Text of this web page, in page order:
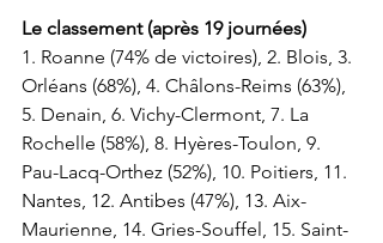
Le classement (après 19 journées)
1. Roanne (74% de victoires), 2. Blois, 3.
Orléans (68%), 4. Châlons-Reims (63%),
5. Denain, 6. Vichy-Clermont, 7. La
Rochelle (58%), 8. Hyères-Toulon, 9.
Pau-Lacq-Orthez (52%), 10. Poitiers, 11.
Nantes, 12. Antibes (47%), 13. Aix-
Maurienne, 14. Gries-Souffel, 15. Saint-